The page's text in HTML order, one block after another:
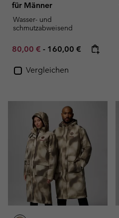
für Männer
Wasser- und
schmutzabweisend
Minimum sale price:
80,00 € - Maximum price:
160,00 €
Vergleichen